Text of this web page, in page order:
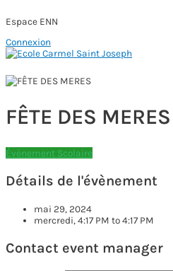
Espace ENN
Connexion
Aller
contenuprincipal
FÊTE DES MERES
Évènement Scolaire
Détails de l'évènement
mai 29, 2024
mercredi, 4:17 PM to 4:17 PM
Contact event manager